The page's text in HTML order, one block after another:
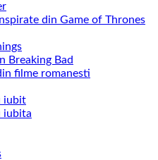
din Game of Thrones
Breaking Bad
filme romanesti
iubit
iubita